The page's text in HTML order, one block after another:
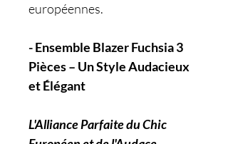
européennes.
- Ensemble Blazer Fuchsia 3
Pièces – Un Style Audacieux
et Élégant
L'Alliance Parfaite du Chic